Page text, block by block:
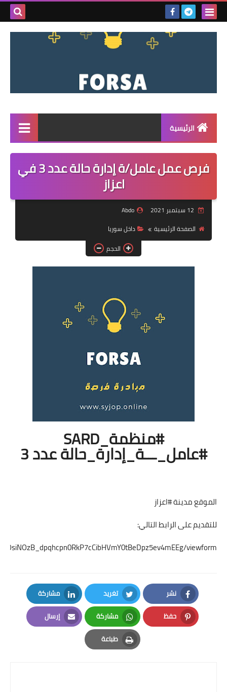
بحث
الرئيسية
القائمة
مناقصات
فرص عمل داخل سوريا
فرص عمل في العراق
فرص عمل في اليمن
دورات تدريبية
فرص عمل عامل/ة إدارة حالة عدد 3 في
اعزاز
Abdo
الصفحة الرئيسية
داخل سوريا
الحجم
#عامل_ـــة_إدارة_حالة عدد 3
الموقع مدينة #اعزاز
للتقديم على الرابط التالي:
viewform
نشر
Facebook
تغريد
Twitter
مشاركة
LinkedIn
حفظ
Pinterest
مشاركة
Whatsapp
إرسال
Email
طباعة
Print